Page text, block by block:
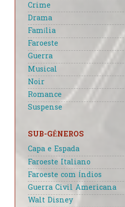
Crime
Drama
Família
Faroeste
Guerra
Musical
Noir
Romance
Suspense
SUB-GÊNEROS
Capa e Espada
Faroeste Italiano
Faroeste com Índios
Guerra Civil Americana
Walt Disney